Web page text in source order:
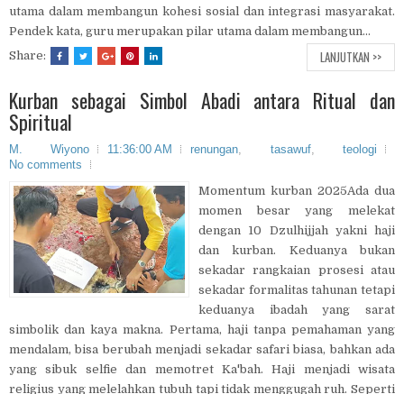
utama dalam membangun kohesi sosial dan integrasi masyarakat.
Pendek kata, guru merupakan pilar utama dalam membangun...
Share:
LANJUTKAN >>
Kurban sebagai Simbol Abadi antara Ritual dan
Spiritual
M. Wiyono 11:36:00 AM renungan, tasawuf,teologi
No comments
Momentum kurban 2025Ada dua
momen besar yang melekat
dengan 10 Dzulhijjah yakni haji
dan kurban. Keduanya bukan
sekadar rangkaian prosesi atau
sekadar formalitas tahunan tetapi
keduanya ibadah yang sarat
simbolik dan kaya makna. Pertama, haji tanpa pemahaman yang
mendalam, bisa berubah menjadi sekadar safari biasa, bahkan ada
yang sibuk selfie dan memotret Ka'bah. Haji menjadi wisata
religius yang melelahkan tubuh tapi tidak menggugah ruh. Seperti